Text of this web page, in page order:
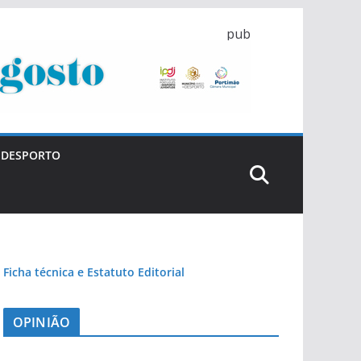
pub
DESPORTO
Ficha técnica e Estatuto Editorial
OPINIÃO